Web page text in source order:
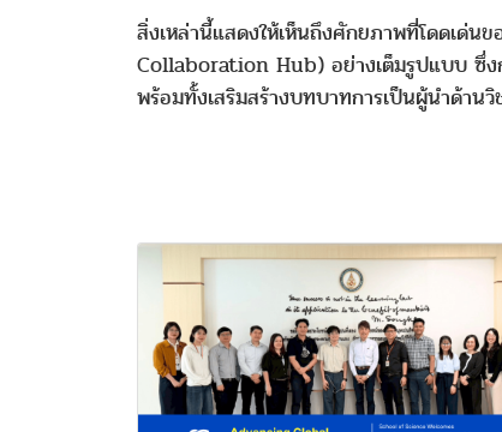
สิ่งเหล่านี้แสดงให้เห็นถึงศักยภาพที่โดดเด่
Collaboration Hub) อย่างเต็มรูปแบบ ซึ่ง
พร้อมทั้งเสริมสร้างบทบาทการเป็นผู้นำด้าน